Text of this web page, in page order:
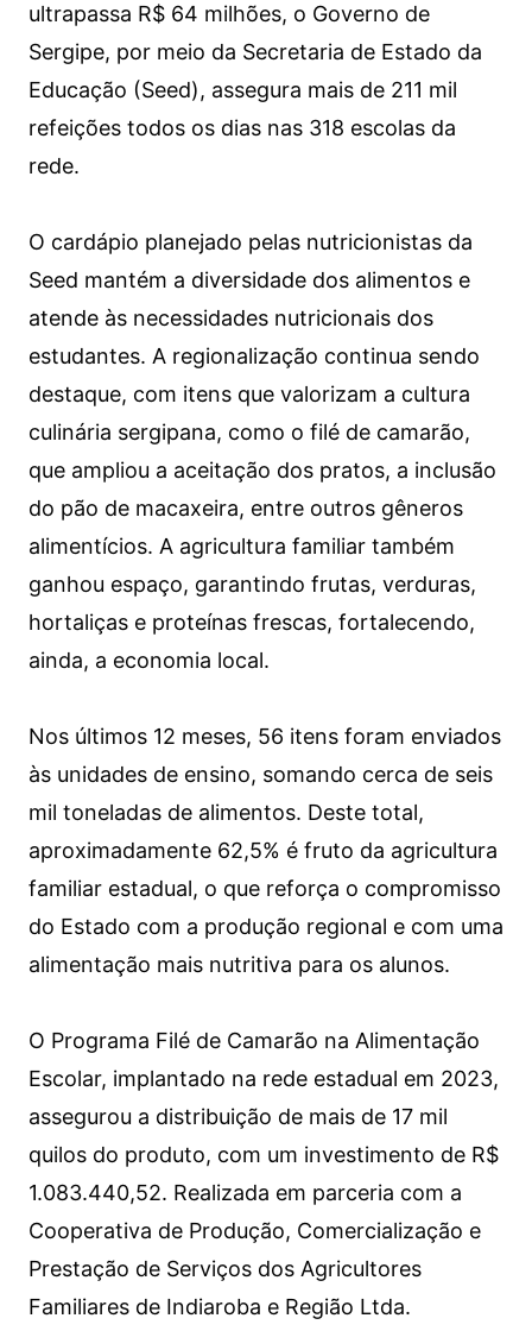
ultrapassa R$ 64 milhões, o Governo de
Sergipe, por meio da Secretaria de Estado da
Educação (Seed), assegura mais de 211 mil
refeições todos os dias nas 318 escolas da
rede.
O cardápio planejado pelas nutricionistas da
Seed mantém a diversidade dos alimentos e
atende às necessidades nutricionais dos
estudantes. A regionalização continua sendo
destaque, com itens que valorizam a cultura
culinária sergipana, como o filé de camarão,
que ampliou a aceitação dos pratos, a inclusão
do pão de macaxeira, entre outros gêneros
alimentícios. A agricultura familiar também
ganhou espaço, garantindo frutas, verduras,
hortaliças e proteínas frescas, fortalecendo,
ainda, a economia local.
Nos últimos 12 meses, 56 itens foram enviados
às unidades de ensino, somando cerca de seis
mil toneladas de alimentos. Deste total,
aproximadamente 62,5% é fruto da agricultura
familiar estadual, o que reforça o compromisso
do Estado com a produção regional e com uma
alimentação mais nutritiva para os alunos.
O Programa Filé de Camarão na Alimentação
Escolar, implantado na rede estadual em 2023,
assegurou a distribuição de mais de 17 mil
quilos do produto, com um investimento de R$
1.083.440,52. Realizada em parceria com a
Cooperativa de Produção, Comercialização e
Prestação de Serviços dos Agricultores
Familiares de Indiaroba e Região Ltda.